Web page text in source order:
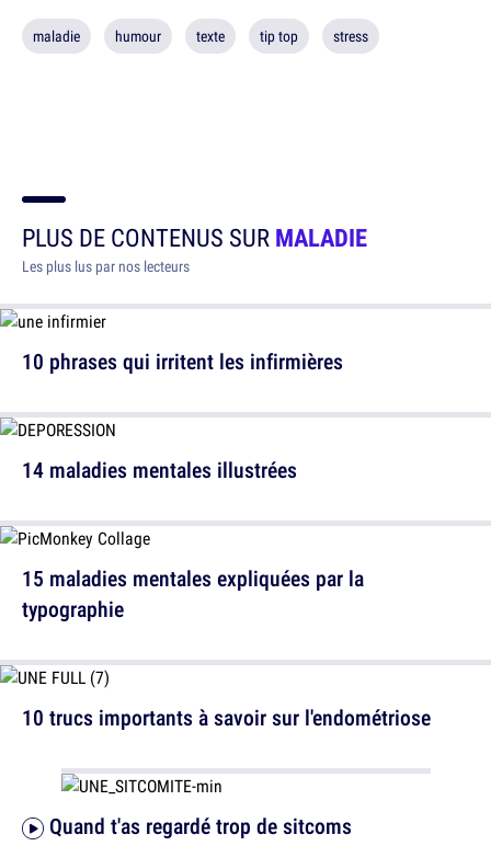
maladie humour texte tip top stress
PLUS DE CONTENUS SURMALADIE
Les plus lus par nos lecteurs
10 phrases qui irritent les infirmières
15 maladies mentales expliquées par la
typographie
Quand t'as regardé trop de sitcoms
14 maladies mentales illustrées
10 trucs importants à savoir sur l'endométriose